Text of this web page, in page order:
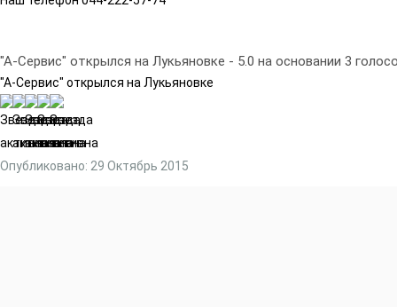
"А-Сервис" открылся на Лукьяновке - 5.0 на основании 3
"А-Сервис" открылся на Лукьяновке
Опубликовано: 29 Октябрь 2015